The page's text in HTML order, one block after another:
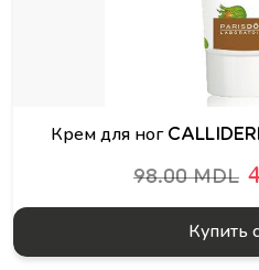
Крем для ног
98.00 MDL
Купить